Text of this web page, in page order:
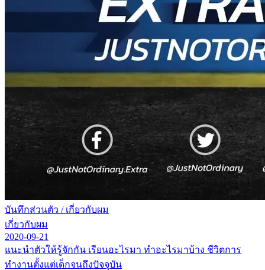
บันทึกส่วนตัว / เกี่ยวกับผม
เกี่ยวกับผม
2020-09-21
แนะนำตัวให้รู้จักกัน เรียนอะไรมา ทำอะไรมาบ้าง ชีวิตการ
ทำงานตั้งแต่เด็กจนถึงปัจจุบัน